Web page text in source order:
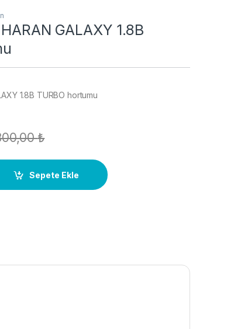
GALAXY 1.8B
1.8B TURBO hortumu
₺
1.8B TURBO hortumu quantity
Sepete Ekle